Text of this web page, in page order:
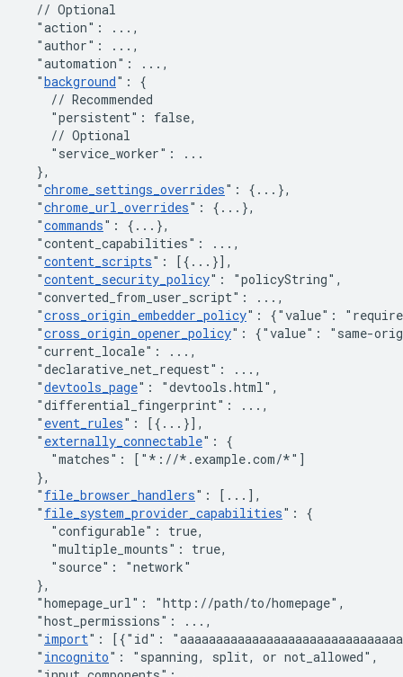
// Optional
"action" : ... ,
"author" : ... ,
"automation" : ... ,
"background" :
{
// Recommended
"persistent" : false,
// Optional
"service_worker" :
...
},
"chrome_settings_overrides" : { ... },
"chrome_url_overrides" : { ... },
"commands" : { ... },
"content_capabilities" : ... ,
"content_scripts" : [{ ... }] ,
"content_security_policy" : "policyString" ,
"converted_from_user_script" : ... ,
"cross_origin_embedder_policy" :
{"value":
"cross_origin_opener_policy" :
{"value": "same-
"current_locale" : ... ,
"declarative_net_request" : ... ,
"devtools_page" : "devtools.html" ,
"differential_fingerprint" : ... ,
" event_rules" : [{ ... }] ,
" externally_connectable" :
{
"matches" : [ "*://*.example.com/*" ]
},
" file_browser_handlers" : [ ... ] ,
" file_system_provider_capabilities" :
{
"configurable" : true,
"multiple_mounts" : true,
"source" :
"network"
},
"homepage_url" : "http://path/to/homepage" ,
"host_permissions" : ... ,
" import" : [{"id" :
" incognito" : "spanning, split, or not_allowed" ,